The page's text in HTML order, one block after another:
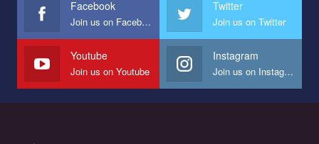
Facebook
Join us on Facebook
Twitter
Join us on Twitter
Youtube
Join us on Youtube
Instagram
Join us on Instagram